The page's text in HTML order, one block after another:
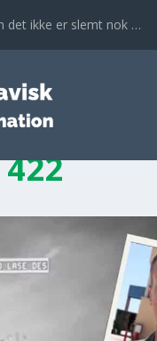
det ikke er slemt nok …
422